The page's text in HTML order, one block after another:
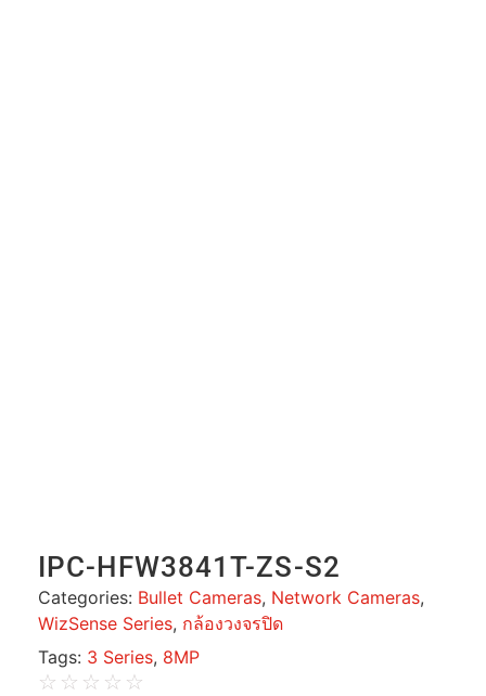
IPC-HFW3841T-ZS-S2
Categories: Bullet Cameras, Network Cameras,
WizSense Series, กล้องวงจรปิด
Tags: 3 Series, 8MP
☆ ☆ ☆ ☆ ☆